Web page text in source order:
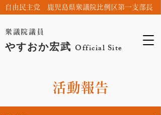
衆議院議員
やすおか宏武 Official Site
自由民主党 鹿児島県衆議院比例区第一支部長
活動報告